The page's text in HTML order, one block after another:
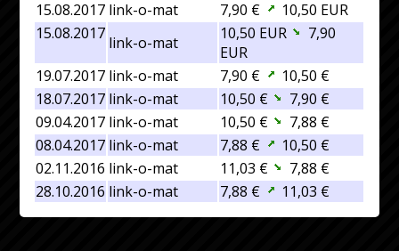
15.08.2017 link-o-mat 7,90 €
10,50 EUR
15.08.2017 link-o-mat 10,50 EUR
7,90
EUR
19.07.2017 link-o-mat 7,90 €
10,50 €
18.07.2017 link-o-mat 10,50 €
7,90 €
09.04.2017 link-o-mat 10,50 €
7,88 €
08.04.2017 link-o-mat 7,88 €
10,50 €
02.11.2016 link-o-mat 11,03 €
7,88 €
28.10.2016 link-o-mat 7,88 € 11,03 €